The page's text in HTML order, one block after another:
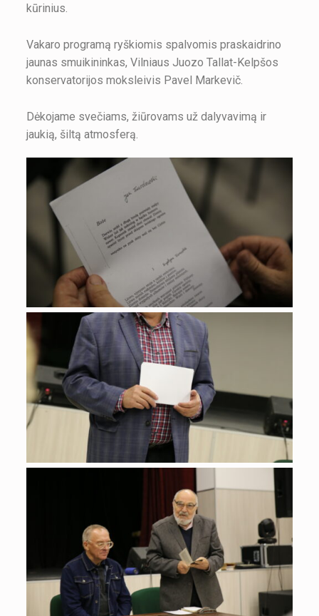
kūrinius.
Vakaro programą ryškiomis spalvomis praskaidrino
jaunas smuikininkas, Vilniaus Juozo Tallat-Kelpšos
konservatorijos moksleivis Pavel Markevič.
Dėkojame svečiams, žiūrovams už dalyvavimą ir
jaukią, šiltą atmosferą.